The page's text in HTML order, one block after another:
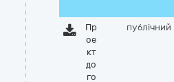
Пр
ое
кт
до
го
публічний